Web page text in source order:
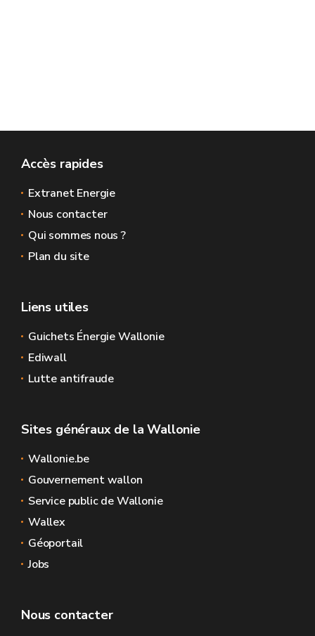
Accès rapides
Extranet Energie
Nous contacter
Qui sommes nous ?
Plan du site
Liens utiles
Guichets Énergie Wallonie
Ediwall
Lutte antifraude
Sites généraux de la Wallonie
Wallonie.be
Gouvernement wallon
Service public de Wallonie
Wallex
Géoportail
Jobs
Nous contacter